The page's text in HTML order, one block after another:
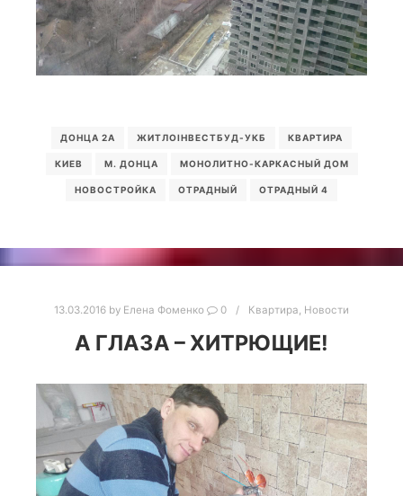
ДОНЦА 2А ЖИТЛОІНВЕСТБУД-УКБ КВАРТИРА
КИЕВ М. ДОНЦА МОНОЛИТНО-КАРКАСНЫЙ ДОМ
НОВОСТРОЙКА ОТРАДНЫЙ ОТРАДНЫЙ 4
13.03.2016 by Елена Фоменко 0 Квартира, Новости
А ГЛАЗА – ХИТРЮЩИЕ!